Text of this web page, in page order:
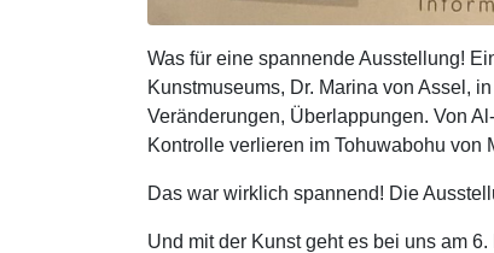
Was für eine spannende Ausstellung!
Kunstmuseums, Dr. Marina von Assel,
Veränderungen, Überlappungen. Von
Kontrolle verlieren im Tohuwabohu von
Das war wirklich spannend! Die
Und mit der Kunst geht es bei uns am